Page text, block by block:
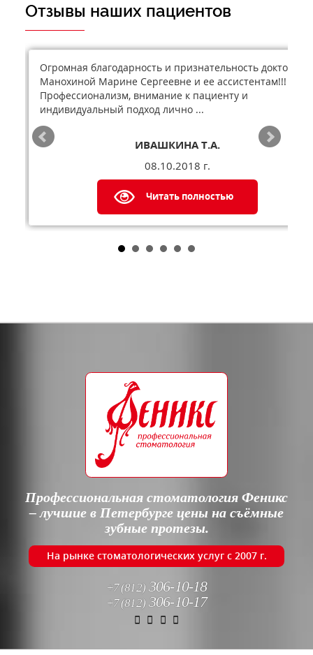
Отзывы наших пациентов
Огромная благодарность и признательность доктору
Манохиной Марине Сергеевне и ее ассистентам!!!
Профессионализм, внимание к пациенту и
индивидуальный подход лично ...
ИВАШКИНА Т.А.
08.10.2018 г.
Читать полностью
Профессиональная стоматология Феникс
– лучшие в Петербурге цены на съёмные
зубные протезы.
На рынке стоматологических услуг с 2007 г.
+7 (812)306-10-18
+7 (812)306-10-17